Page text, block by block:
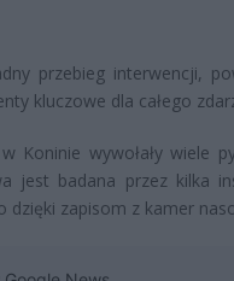
przebieg interwencji,
kluczowe dla całego
Koninie wywołały wiele
jest badana przez kilka
dzięki zapisom z kamer